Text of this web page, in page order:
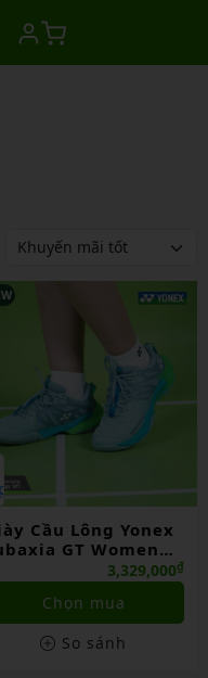
Cầu Lông Yonex
GT Women
Green Chính
3,329,000₫
Chọn mua
So sánh